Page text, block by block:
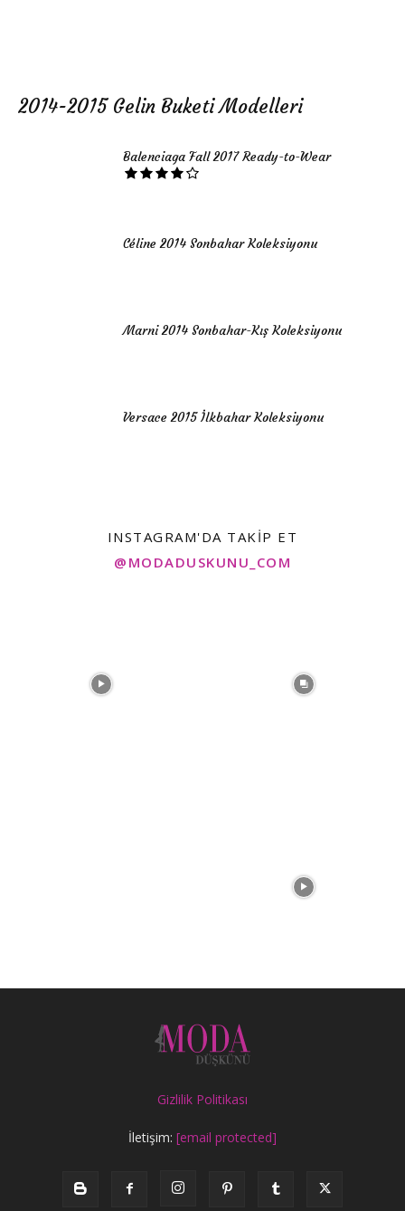
2014-2015 Gelin Buketi Modelleri
Balenciaga Fall 2017 Ready-to-Wear
Céline 2014 Sonbahar Koleksiyonu
Marni 2014 Sonbahar-Kış Koleksiyonu
Versace 2015 İlkbahar Koleksiyonu
INSTAGRAM'DA TAKIP ET
@MODADUSKUNU_COM
Gizlilik Politikası
İletişim: [email protected]